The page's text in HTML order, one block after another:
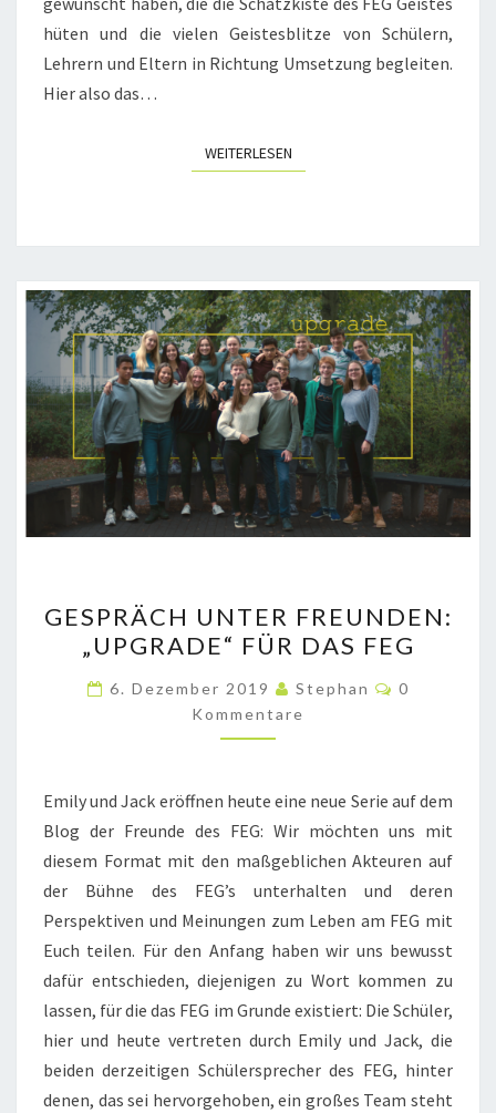
hüten und die vielen Geistesblitze von Schülern,
Lehrern und Eltern in Richtung Umsetzung begleiten.
Hier also das…
WEITERLESENWEITERLESEN
UNTER
FREUNDEN:
„UPGRADE“
FÜR
DAS
GESPRÄCH UNTER FREUNDEN:
„UPGRADE“ FÜR DAS FEG
6. Dezember 2019 Stephan
0
Kommentare
Emily und Jack eröffnen heute eine neue Serie auf dem
Blog der Freunde des FEG: Wir möchten uns mit
diesem Format mit den maßgeblichen Akteuren auf
der Bühne des FEG’s unterhalten und deren
Perspektiven und Meinungen zum Leben am FEG mit
Euch teilen. Für den Anfang haben wir uns bewusst
dafür entschieden, diejenigen zu Wort kommen zu
lassen, für die das FEG im Grunde existiert: Die Schüler,
hier und heute vertreten durch Emily und Jack, die
beiden derzeitigen Schülersprecher des FEG, hinter
denen, das sei hervorgehoben, ein großes Team steht